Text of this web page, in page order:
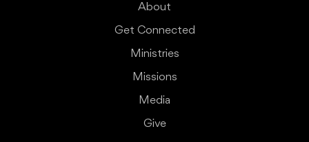
About
Get Connected
Ministries
Missions
Media
Give